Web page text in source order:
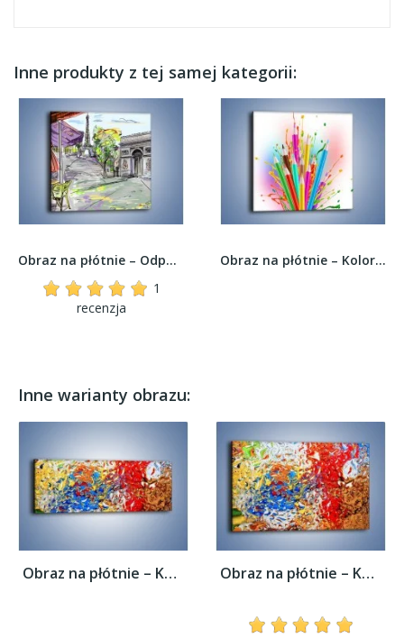
Inne produkty z tej samej kategorii:
Obraz na płótnie – Odpoczynek na filiżankę kawy...
1
recenzja
Obraz na płótnie – Kolor w rozsypce –...
Inne warianty obrazu:
Obraz na płótnie – Każdy kolor coś znaczy... Obraz na płótnie – Każdy kolor coś znaczy...